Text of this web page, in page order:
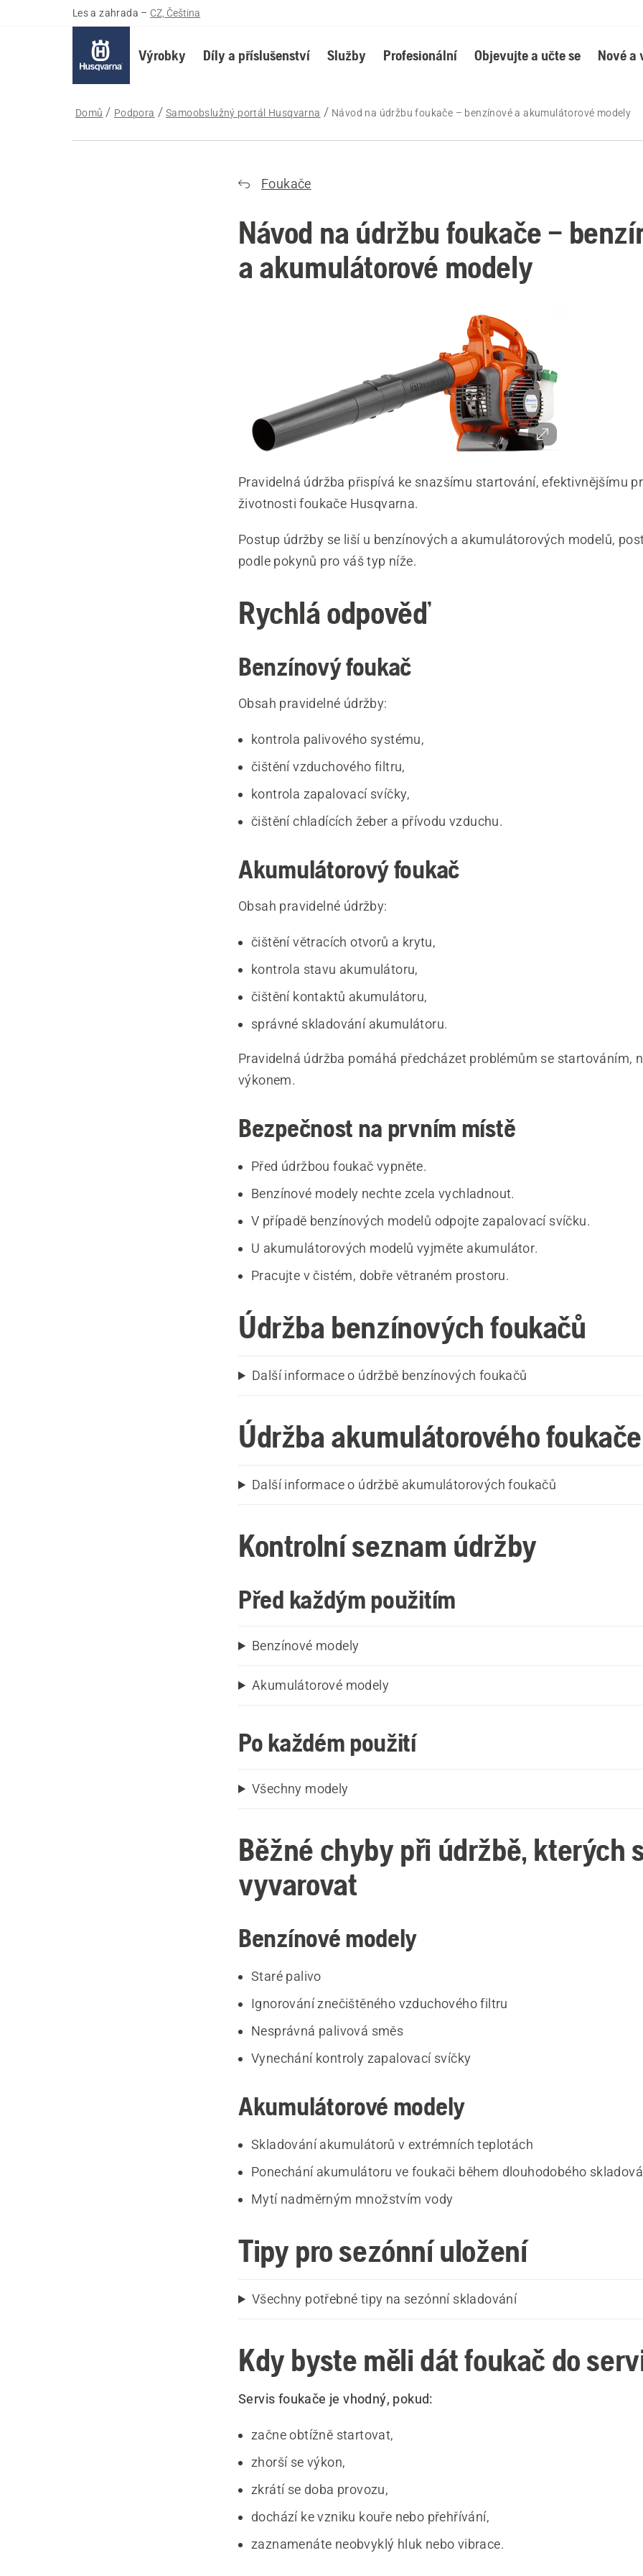
Les a zahrada – CZ, Čeština
Výrobky Díly a příslušenství Služby Profesionální Objevujte a učte se Nové a
Domů Podpora Samoobslužný portál Husqvarna Návod na údržbu foukače – benzínové a akumulátorové modely
Foukače
Návod na údržbu foukače –
a akumulátorové modely
Pravidelná údržba přispívá ke snazšímu startování, efektivnějšímu
životnosti foukače Husqvarna.
Postup údržby se liší u benzínových a akumulátorových modelů,
podle pokynů pro váš typ níže.
Rychlá odpověď
Benzínový foukač
Obsah pravidelné údržby:
kontrola palivového systému,
čištění vzduchového filtru,
kontrola zapalovací svíčky,
čištění chladících žeber a přívodu vzduchu.
Akumulátorový foukač
Obsah pravidelné údržby:
čištění větracích otvorů a krytu,
kontrola stavu akumulátoru,
čištění kontaktů akumulátoru,
správné skladování akumulátoru.
Pravidelná údržba pomáhá předcházet problémům se startováním,
výkonem.
Bezpečnost na prvním místě
Před údržbou foukač vypněte.
Benzínové modely nechte zcela vychladnout.
V případě benzínových modelů odpojte zapalovací svíčku.
U akumulátorových modelů vyjměte akumulátor.
Pracujte v čistém, dobře větraném prostoru.
Údržba benzínových foukačů
Další informace o údržbě benzínových foukačů
Údržba akumulátorového foukače
Další informace o údržbě akumulátorových foukačů
Kontrolní seznam údržby
Před každým použitím
Benzínové modely
Akumulátorové modely
Po každém použití
Všechny modely
Běžné chyby při údržbě, kterých
vyvarovat
Benzínové modely
Staré palivo
Ignorování znečištěného vzduchového filtru
Nesprávná palivová směs
Vynechání kontroly zapalovací svíčky
Akumulátorové modely
Skladování akumulátorů v extrémních teplotách
Ponechání akumulátoru ve foukači během dlouhodobého
Mytí nadměrným množstvím vody
Tipy pro sezónní uložení
Všechny potřebné tipy na sezónní skladování
Kdy byste měli dát foukač do
Servis foukače je vhodný, pokud:
začne obtížně startovat,
zhorší se výkon,
zkrátí se doba provozu,
dochází ke vzniku kouře nebo přehřívání,
zaznamenáte neobvyklý hluk nebo vibrace.